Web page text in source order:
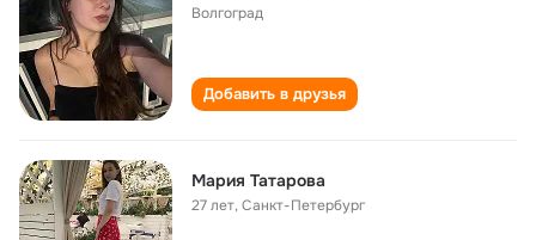
Волгоград
Добавить в друзья
Мария Татарова
27 лет,Санкт-Петербург